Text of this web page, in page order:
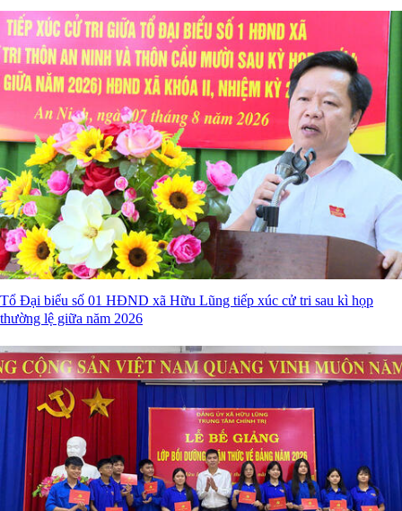
Tổ Đại biểu số 01 HĐND xã Hữu Lũng tiếp xúc cử tri sau kì họp
thường lệ giữa năm 2026